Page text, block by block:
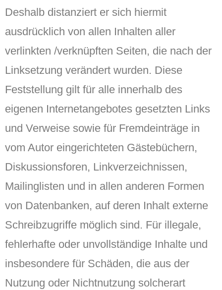
Deshalb distanziert er sich hiermit
ausdrücklich von allen Inhalten aller
verlinkten /verknüpften Seiten, die nach der
Linksetzung verändert wurden. Diese
Feststellung gilt für alle innerhalb des
eigenen Internetangebotes gesetzten Links
und Verweise sowie für Fremdeinträge in
vom Autor eingerichteten Gästebüchern,
Diskussionsforen, Linkverzeichnissen,
Mailinglisten und in allen anderen Formen
von Datenbanken, auf deren Inhalt externe
Schreibzugriffe möglich sind. Für illegale,
fehlerhafte oder unvollständige Inhalte und
insbesondere für Schäden, die aus der
Nutzung oder Nichtnutzung solcherart